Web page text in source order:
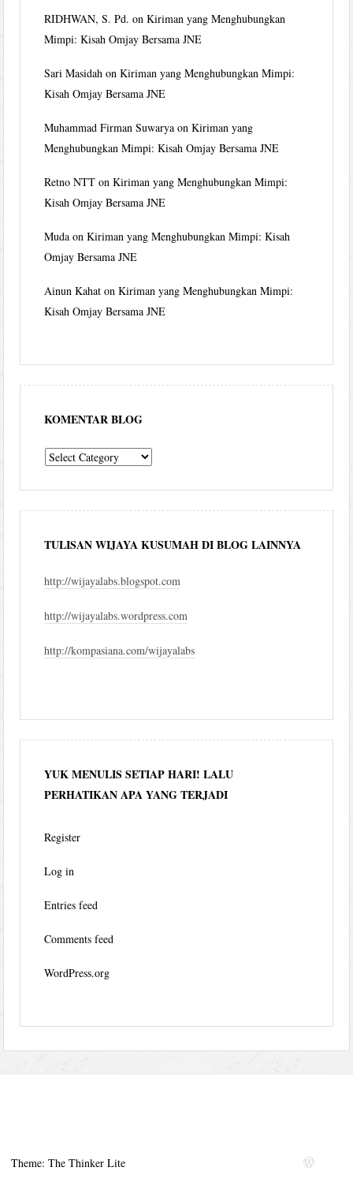
RIDHWAN, S. Pd. onKiriman yang Menghubungkan
Mimpi: Kisah Omjay Bersama JNE
Sari Masidah onKiriman yang Menghubungkan Mimpi:
Kisah Omjay Bersama JNE
Muhammad Firman Suwarya onKiriman yang
Menghubungkan Mimpi: Kisah Omjay Bersama JNE
Retno NTT onKiriman yang Menghubungkan Mimpi:
Kisah Omjay Bersama JNE
Muda onKiriman yang Menghubungkan Mimpi: Kisah
Omjay Bersama JNE
Ainun Kahat onKiriman yang Menghubungkan Mimpi:
Kisah Omjay Bersama JNE
KOMENTAR BLOG
komentar
TULISAN WIJAYA KUSUMAH DI BLOG LAINNYA
http://wijayalabs.blogspot.com
http://wijayalabs.wordpress.com
http://kompasiana.com/wijayalabs
YUK MENULIS SETIAP HARI! LALU
PERHATIKAN APA YANG TERJADI
Register
Log in
Entries feed
Comments feed
WordPress.org
Theme: The Thinker Lite